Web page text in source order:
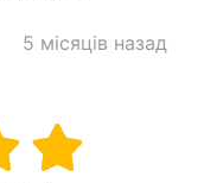
5 місяців назад